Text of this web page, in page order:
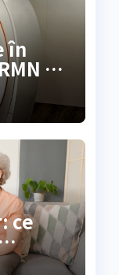
în
3T
ce